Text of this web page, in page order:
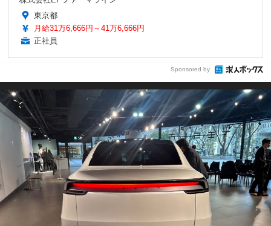
東京都
月給31万6,666円～41万6,666円
正社員
Sponsored by